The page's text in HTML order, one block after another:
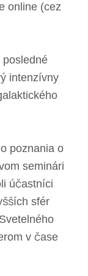
online (cez
intenzívny
poznania o
seminári
účastníci
sfér
v čase